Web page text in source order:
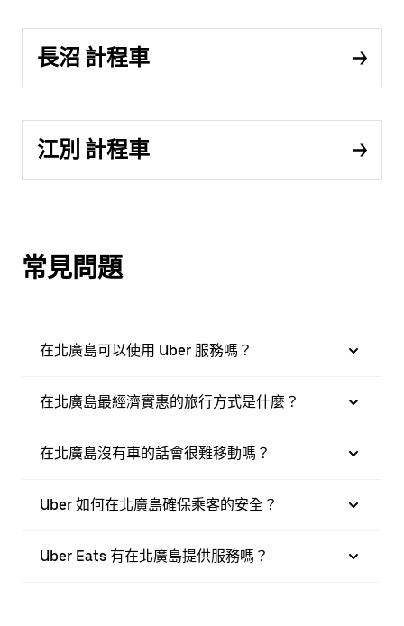
長沼 計程車
江別 計程車
常見問題
在北廣島可以使用 Uber 服務嗎？
在北廣島最經濟實惠的旅行方式是什麼？
在北廣島沒有車的話會很難移動嗎？
Uber 如何在北廣島確保乘客的安全？
Uber Eats 有在北廣島提供服務嗎？